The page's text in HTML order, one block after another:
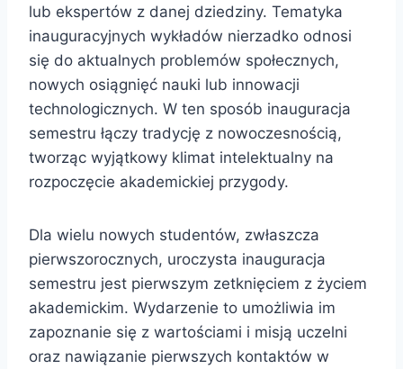
lub ekspertów z danej dziedziny. Tematyka
inauguracyjnych wykładów nierzadko odnosi
się do aktualnych problemów społecznych,
nowych osiągnięć nauki lub innowacji
technologicznych. W ten sposób inauguracja
semestru łączy tradycję z nowoczesnością,
tworząc wyjątkowy klimat intelektualny na
rozpoczęcie akademickiej przygody.
Dla wielu nowych studentów, zwłaszcza
pierwszorocznych, uroczysta inauguracja
semestru jest pierwszym zetknięciem z życiem
akademickim. Wydarzenie to umożliwia im
zapoznanie się z wartościami i misją uczelni
oraz nawiązanie pierwszych kontaktów w